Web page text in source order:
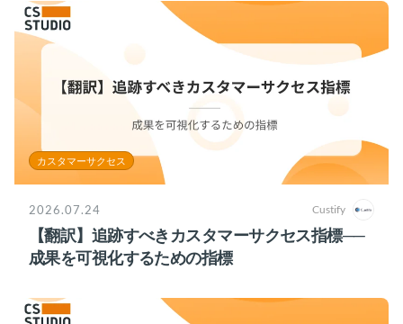
カスタマーサクセス
2026.07.24 Custify
【翻訳】追跡すべきカスタマーサクセス指標──
成果を可視化するための指標